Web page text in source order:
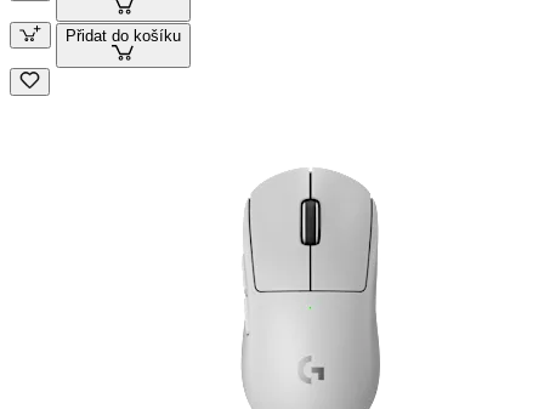
Přidat do košíku